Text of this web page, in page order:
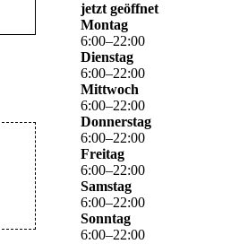
jetzt geöffnet
Montag
6:00–22:00
Dienstag
6:00–22:00
Mittwoch
6:00–22:00
Donnerstag
6:00–22:00
Freitag
6:00–22:00
Samstag
6:00–22:00
Sonntag
6:00–22:00